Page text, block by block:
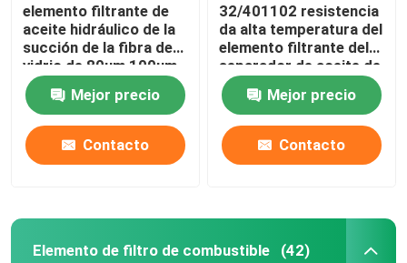
elemento filtrante de
aceite hidráulico de la
succión de la fibra de
vidrio de 80um 100um
937935Q
Mejor precio
Contacto
32/401102 resistencia
da alta temperatura del
elemento filtrante del
separador de aceite de
NBR
Mejor precio
Contacto
Elemento de filtro de combustible (42)